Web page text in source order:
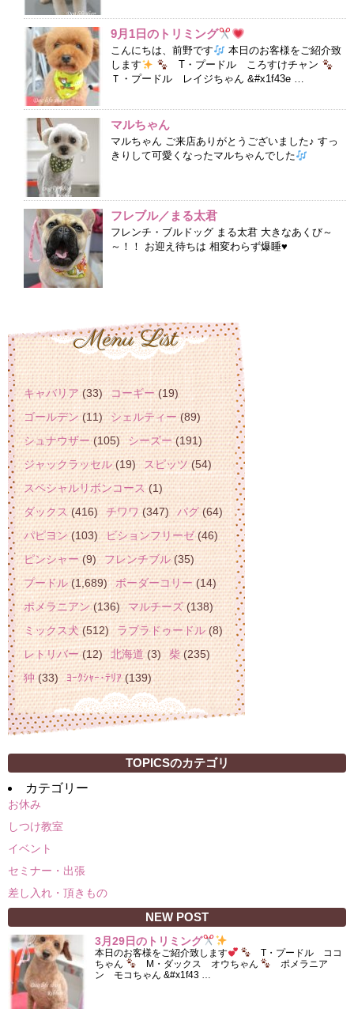
9月1日のトリミング
こんにちは、前野です
本日のお客様をご紹介致
します
T・プードル ころすけチャン
Ｔ・プードル レイジちゃん &#x1f43e …
マルちゃん
マルちゃん ご来店ありがとうございました♪ すっ
きりして可愛くなったマルちゃんでした
フレブル／まる太君
フレンチ・ブルドッグ まる太君 大きなあくび～
～！！ お迎え待ちは 相変わらず爆睡♥
キャバリア(33) コーギー(19)
ゴールデン(11) シェルティー(89)
シュナウザー(105) シーズー(191)
ジャックラッセル(19) スピッツ(54)
スペシャルリボンコース(1)
ダックス(416) チワワ(347) パグ(64)
パピヨン(103) ビションフリーゼ(46)
ピンシャー(9) フレンチブル(35)
プードル(1,689) ボーダーコリー(14)
ポメラニアン(136) マルチーズ(138)
ミックス犬(512) ラブラドゥードル(8)
レトリバー(12) 北海道(3) 柴(235)
狆(33) ﾖｰｸｼｬｰ･ﾃﾘｱ(139)
TOPICSのカテゴリ
カテゴリー
お休み
しつけ教室
イベント
セミナー・出張
差し入れ・頂きもの
NEW POST
3月29日のトリミング
本日のお客様をご紹介致します
T・プードル ココ
ちゃん
M・ダックス オウちゃん
ポメラニア
ン モコちゃん &#x1f43 …